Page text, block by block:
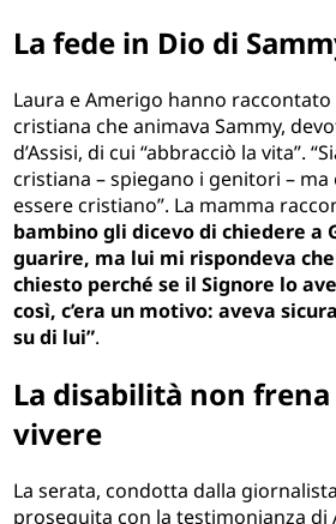
La fede in Dio di
Laura e Amerigo hanno
cristiana che animava Sammy,
d’Assisi, di cui “abbracciò la vita”.
cristiana – spiegano i genitori – ma
essere cristiano”. La mamma
bambino gli dicevo di chiedere a
guarire, ma lui mi rispondeva che
chiesto perché se il Signore lo
così, c’era un motivo: aveva
su di lui”.
La disabilità non
vivere
La serata, condotta dalla
proseguita con la testimonianza di